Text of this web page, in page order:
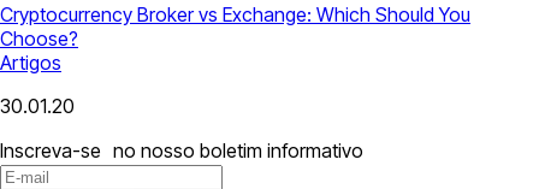
Cryptocurrency Broker vs Exchange: Which Should You
Choose?
Artigos
30.01.20
Inscreva-se no nosso boletim informativo